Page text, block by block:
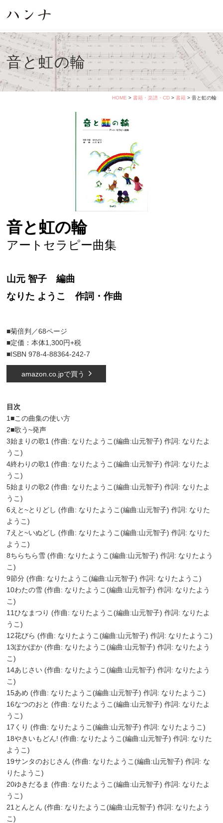
音と虹の輪
HOME > 書籍・楽譜・CD> 書籍> 音と虹の輪
音と虹の輪
アートセラピー曲集
山元 智子 編曲
なりた ようこ 作詞・作曲
■菊倍判／68ページ
■定価：本体1,300円+税
■ISBN 978-4-88364-242-7
amazon.co.jpで買う
目次
1■この曲集の使い方
2■歌う~発声
3始まりの歌1 (作曲: なりたようこ(編曲:山元智子) 作詞: なりたよ
うこ)
4終わりの歌1 (作曲: なりたようこ(編曲:山元智子) 作詞: なりたよ
うこ)
5始まりの歌2 (作曲: なりたようこ(編曲:山元智子) 作詞: なりたよ
うこ)
6えと~とりどし (作曲: なりたようこ(編曲:山元智子) 作詞: なりた
ようこ)
7えと~いぬどし (作曲: なりたようこ(編曲:山元智子) 作詞: なりた
ようこ)
8ちらちら雪 (作曲: なりたようこ(編曲:山元智子) 作詞: なりたよう
こ)
9節分 (作曲: なりたようこ(編曲:山元智子) 作詞: なりたようこ)
10わたの雪 (作曲: なりたようこ(編曲:山元智子) 作詞: なりたよう
こ)
11ひなまつり (作曲: なりたようこ(編曲:山元智子) 作詞: なりたよ
うこ)
12花びら (作曲: なりたようこ(編曲:山元智子) 作詞: なりたようこ)
13ぽかぽか (作曲: なりたようこ(編曲:山元智子) 作詞: なりたよう
こ)
14あじさい (作曲: なりたようこ(編曲:山元智子) 作詞: なりたよう
こ)
15あめ (作曲: なりたようこ(編曲:山元智子) 作詞: なりたようこ)
16なつのおと (作曲: なりたようこ(編曲:山元智子) 作詞: なりたよ
うこ)
17くり (作曲: なりたようこ(編曲:山元智子) 作詞: なりたようこ)
18やきいもどん! (作曲: なりたようこ(編曲:山元智子) 作詞: なりた
ようこ)
19サンタのおじさん (作曲: なりたようこ(編曲:山元智子) 作詞: な
りたようこ)
20ゆきだるま (作曲: なりたようこ(編曲:山元智子) 作詞: なりたよ
うこ)
21とんとん (作曲: なりたようこ(編曲:山元智子) 作詞: なりたよう
こ)